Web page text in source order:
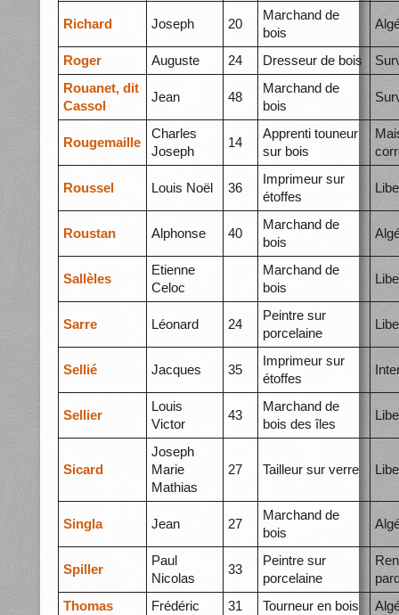
Richard Joseph 20
Marchand de
bois
Roger Auguste 24 Dresseur de bois
Rouanet, dit
Cassol
Jean 48
Marchand de
bois
Rougemaille
Charles
Joseph
14
Apprenti touneur
sur bois
Roussel Louis Noël 36
Imprimeur sur
étoffes
Roustan Alphonse 40
Marchand de
bois
Sallèles
Etienne
Celoc
Marchand de
bois
Sarre Léonard 24
Peintre sur
porcelaine
Sellié Jacques 35
Imprimeur sur
étoffes
Sellier
Louis
Victor
43
Marchand de
bois des îles
Sicard
Joseph
Marie
Mathias
27 Tailleur sur verre
Singla Jean 27
Marchand de
bois
Spiller
Paul
Nicolas
33
Peintre sur
porcelaine
Thomas
Frédéric 31 Tourneur en bois